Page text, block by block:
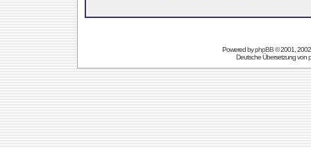
Powered byphpBB© 2001,
Deutsche Übersetzung von